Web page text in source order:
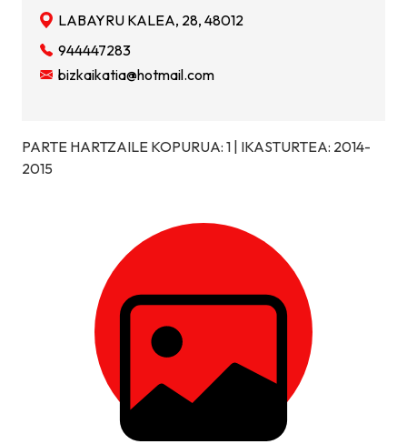
LABAYRU KALEA, 28, 48012
944447283
bizkaikatia@hotmail.com
PARTE HARTZAILE KOPURUA: 1 | IKASTURTEA: 2014-
2015